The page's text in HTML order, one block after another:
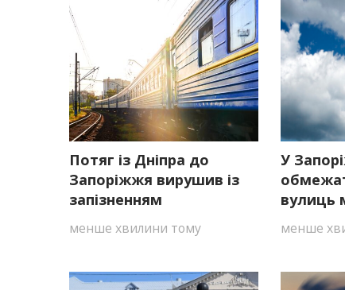
Потяг із Дніпра до
Запоріжжя вирушив із
запізненням
менше хвилини тому
У
вулиць
менше